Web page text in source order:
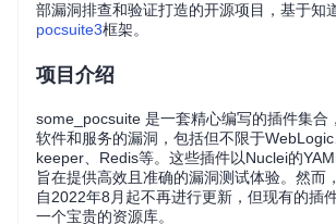
部漏洞排查和验证打造的开源项目，基于知
pocsuite3框架。
项目介绍
some_pocsuite 是一套精心编写的插件集合
软件和服务的漏洞，包括但不限于
keeper、Redis等。这些插件以Nuclei的
旨在提供高效且准确的漏洞测试体验。然而
自2022年8月起不再进行更新，但现有的插
一个宝贵的资源库。